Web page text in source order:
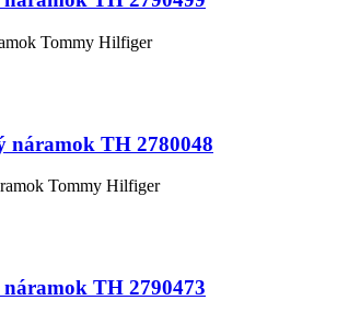
Tommy Hilfiger
náramok TH 2780048
Tommy Hilfiger
TH 2790473